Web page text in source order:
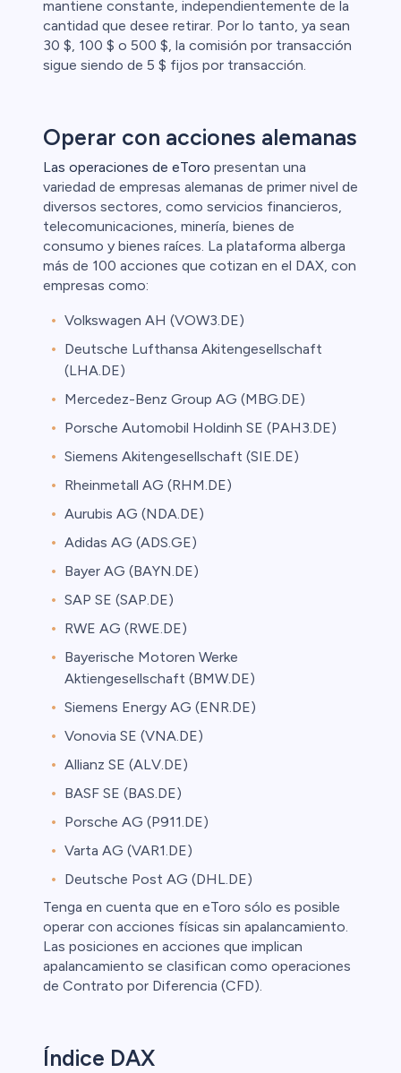
mantiene constante, independientemente de la
cantidad que desee retirar. Por lo tanto, ya sean
30 $, 100 $ o 500 $, la comisión por transacción
sigue siendo de 5 $ fijos por transacción.
Operar con acciones alemanas
Las operaciones de eToro presentan una
variedad de empresas alemanas de primer nivel de
diversos sectores, como servicios financieros,
telecomunicaciones, minería, bienes de
consumo y bienes raíces. La plataforma alberga
más de 100 acciones que cotizan en el DAX, con
empresas como:
Volkswagen AH (VOW3.DE)
Deutsche Lufthansa Akitengesellschaft
(LHA.DE)
Mercedez-Benz Group AG (MBG.DE)
Porsche Automobil Holdinh SE (PAH3.DE)
Siemens Akitengesellschaft (SIE.DE)
Rheinmetall AG (RHM.DE)
Aurubis AG (NDA.DE)
Adidas AG (ADS.GE)
Bayer AG (BAYN.DE)
SAP SE (SAP.DE)
RWE AG (RWE.DE)
Bayerische Motoren Werke
Aktiengesellschaft (BMW.DE)
Siemens Energy AG (ENR.DE)
Vonovia SE (VNA.DE)
Allianz SE (ALV.DE)
BASF SE (BAS.DE)
Porsche AG (P911.DE)
Varta AG (VAR1.DE)
Deutsche Post AG (DHL.DE)
Tenga en cuenta que en eToro sólo es posible
operar con acciones físicas sin apalancamiento.
Las posiciones en acciones que implican
apalancamiento se clasifican como operaciones
de Contrato por Diferencia (CFD).
Índice DAX